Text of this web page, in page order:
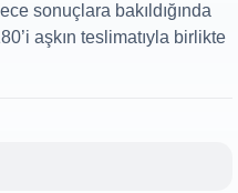
sonuçlara bakıldığında
aşkın teslimatıyla birlikte